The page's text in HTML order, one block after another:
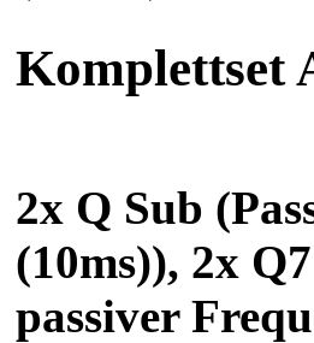
Komplettset
2x Q Sub
(10ms)), 2x
passiver